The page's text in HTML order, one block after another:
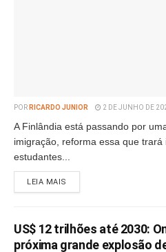
POR RICARDO JUNIOR 2 DE JUNHO DE
A Finlândia está passando por
imigração, reforma essa que trará
estudantes...
LEIA MAIS
US$ 12 trilhões até 2030:
próxima grande explosão